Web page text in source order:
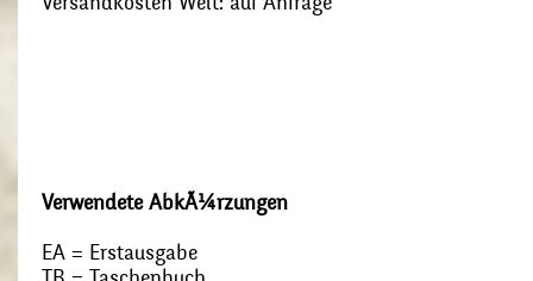
Verwendete AbkÃ¼rzungen
EA = Erstausgabe